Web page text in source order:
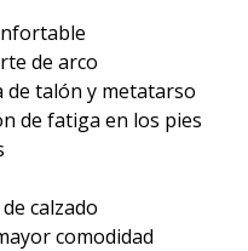
de arco
de talón y metatarso
de fatiga en los pies
calzado
comodidad